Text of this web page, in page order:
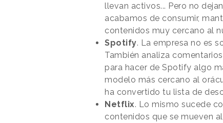
llevan activos... Pero no
acabamos de consumir,
contenidos muy cercano al
Spotify. La empresa no es
También analiza
para hacer de Spotify algo
modelo más cercano al
ha convertido tu lista de
Netflix. Lo mismo sucede
contenidos que se mueven